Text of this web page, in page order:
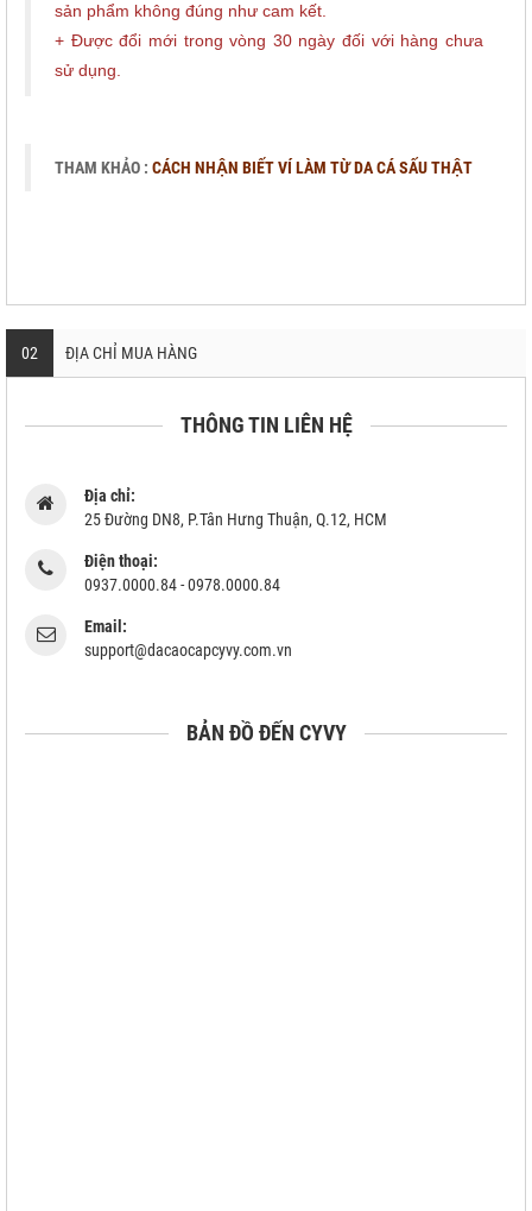
sản phẩm không đúng như cam kết.
+ Được đổi mới trong vòng 30 ngày đối với hàng chưa
sử dụng.
THAM KHẢO : CÁCH NHẬN BIẾT VÍ LÀM TỪ DA CÁ SẤU THẬT
02 ĐỊA CHỈ MUA HÀNG
THÔNG TIN LIÊN HỆ
Địa chỉ:
25 Đường DN8, P.Tân Hưng Thuận, Q.12, HCM
Điện thoại:
0937.0000.84 - 0978.0000.84
Email:
support@dacaocapcyvy.com.vn
BẢN ĐỒ ĐẾN CYVY